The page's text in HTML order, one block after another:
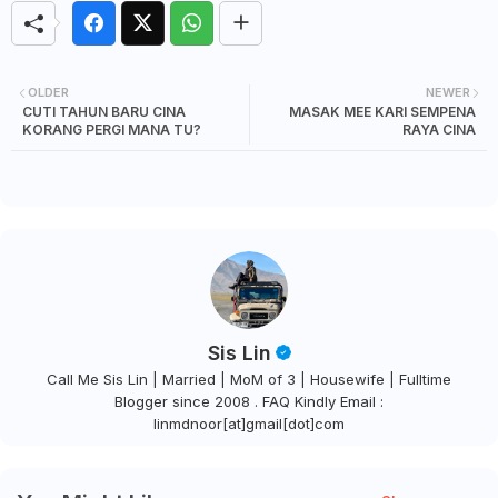
NEWER
MASAK MEE KARI SEMPENA
RAYA CINA
OLDER
CUTI TAHUN BARU CINA
KORANG PERGI MANA TU?
Sis Lin
Call Me Sis Lin | Married | MoM of 3 | Housewife | Fulltime
Blogger since 2008 . FAQ Kindly Email :
linmdnoor[at]gmail[dot]com